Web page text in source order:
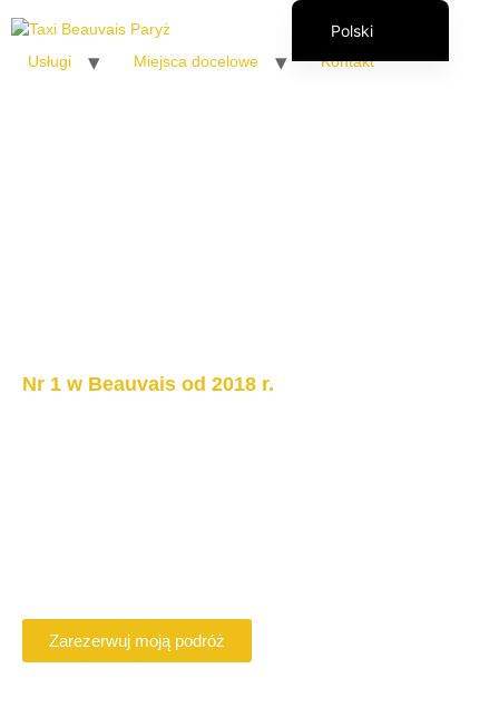
Usługi Miejsca docelowe Kontakt
Nr 1 w Beauvais od 2018 r.
Zarezerwuj moją podróż
Polski
Français